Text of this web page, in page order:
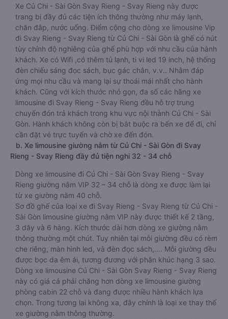
Xe Củ Chi - Sài Gòn Svay Rieng - Svay Rieng này được
trang bị đầy đủ các tiện ích thông thường như máy lạnh,
chăn đắp, nước uống. Điểm cộng cho dòng xe limousine Vip
đi Svay Rieng - Svay Rieng từ Củ Chi - Sài Gòn là ghế có nút
tùy chỉnh độ nghiêng của ghế phù hợp với nhu cầu của hành
khách. Xe có Wifi ,có thêm tủ lạnh, ti vi led 19 inch, hệ thống
đèn chiếu sáng đọc sách, bục gác chân, v.v.. Nhằm đáp
ứng mọi nhu cầu và mang lại sự thoải mái nhất cho hành
khách. Cũng với kích thước nhỏ gọn, đa số các hãng xe
limousine đi Svay Rieng - Svay Rieng đều hỗ trợ trung
chuyển đón trả khách trong khu vực nội thành Củ Chi - Sài
Gòn. Hành khách không còn bị bắt buộc ra bến xe để đi, chỉ
cần đặt vé trực tuyến và chờ xe đến đón.
b. Xe limousine giường nằm từ Củ Chi - Sài Gòn đi Svay
Rieng - Svay Rieng đầy đủ tiện nghi 32 - 34 chỗ
Dòng xe limousine đi Củ Chi - Sài Gòn Svay Rieng - Svay
Rieng giường nằm VIP 32 – 34 chỗ là dòng xe được làm lại
từ xe giường nằm 40 chỗ.
Sơ đồ ghế của loại xe đi Svay Rieng - Svay Rieng từ Củ Chi -
Sài Gòn limousine giường nằm VIP này được thiết kế 2 tầng,
3 dãy và 6 hàng. Kích thước dài hơn dòng xe giường nằm
thông thường một chút. Tuy nhiên tại mỗi giường đều có rèm
che riêng, màn hình led, và đèn đọc sách,…. Mỗi giường đều
được bọc da êm ái, tương đương với phân khúc hạng 3 sao.
Dòng xe limousine Củ Chi - Sài Gòn Svay Rieng - Svay Rieng
này có giá cả phải chăng hơn dòng xe limousine giường
phòng cabin 22 chỗ và đang được nhiều hành khách lựa
chọn. Trong tương lai không xa, đây chính là loại xe thay thế
xe giường nằm thông thường.